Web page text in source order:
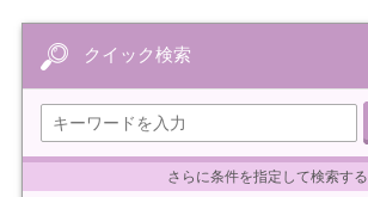
クイック検索
さらに条件を指定して検索する